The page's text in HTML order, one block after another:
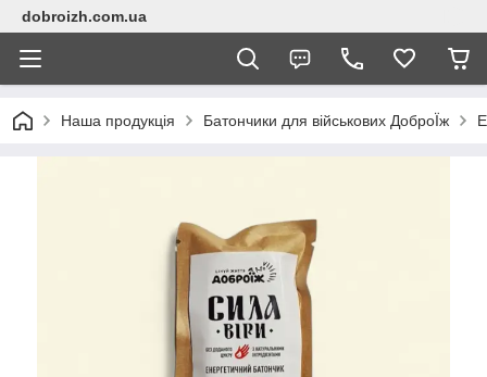
dobroizh.com.ua
Наша продукція Батончики для військових ДоброЇж